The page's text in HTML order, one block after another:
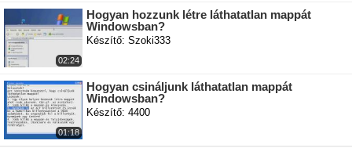
02:24
Hogyan hozzunk létre láthatatlan mappát
Windowsban?
Készítő: Szoki333
01:18
Hogyan csináljunk láthatatlan mappát
Windowsban?
Készítő: 4400